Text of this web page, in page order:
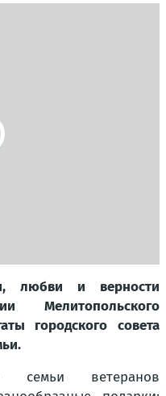
любви и верности
Мелитопольского
городского совета
семьи ветеранов